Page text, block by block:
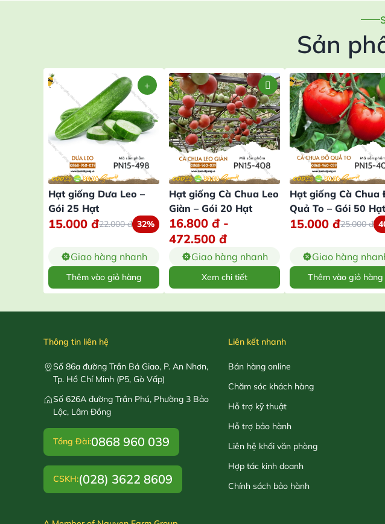
Sản
Hạt giống Dưa Leo –
Gói 25 Hạt
15.000 đ22.000đ 32%
Giao hàng nhanh
Thêm vào giỏ hàng
Hạt giống Cà Chua Leo
Giàn – Gói 20 Hạt
16.800 đ-
472.500 đ
Giao hàng nhanh
Xem chi tiết
Hạt giống Cà Chua
Quả To – Gói 50 Hạt
15.000 đ25.000đ
Giao hàng
Thêm vào giỏ hàng
Thông tin liên hệ
Số 86a đường Trần Bá Giao, P. An Nhơn,
Tp. Hồ Chí Minh (P5, Gò Vấp)
Số 626A đường Trần Phú, Phường 3 Bảo
Lộc, Lâm Đồng
Tổng Đài:0868 960 039
CSKH:(028) 3622 8609
Liên kết nhanh
Bán hàng online
Chăm sóc khách hàng
Hỗ trợ kỹ thuật
Hỗ trợ bảo hành
Liên hệ khối văn phòng
Hợp tác kinh doanh
Chính sách bảo hành